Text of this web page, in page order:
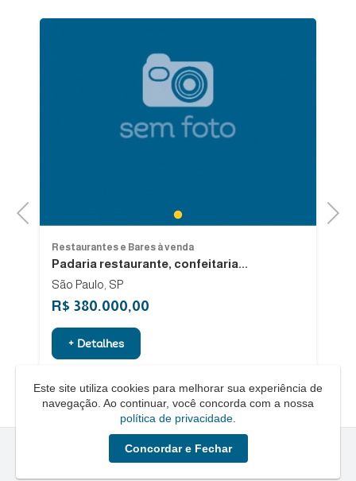
Previous 1
Restaurantes e Bares à venda
Padaria restaurante, confeitaria...
São Paulo, SP
R$ 380.000,00
+ Detalhes
Next
Quero um Negócio © - 2026 - Todos os direitos reservados
Este site utiliza cookies para melhorar sua experiência de
navegação. Ao continuar, você concorda com a nossa
política de privacidade
Concordar e Fechar